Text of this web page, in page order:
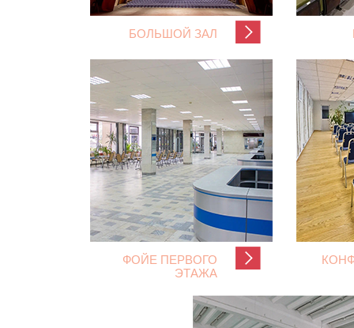
БОЛЬШОЙ ЗАЛ
ФОЙЕ ПЕРВОГО
ЭТАЖА